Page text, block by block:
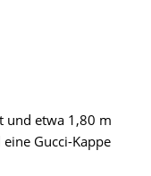
und etwa 1,80 m
Gucci-Kappe